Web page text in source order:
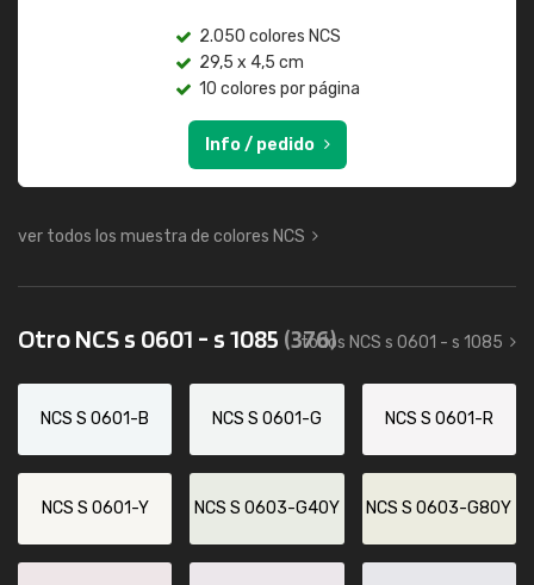
2.050 colores NCS
29,5 x 4,5 cm
10 colores por página
Info / pedido
ver todos los muestra de colores NCS
Otro NCS s 0601 - s 1085 (376)
todos NCS s 0601 - s 1085
NCS S 0601-B NCS S 0601-G NCS S 0601-R
NCS S 0601-Y NCS S 0603-G40Y NCS S 0603-G80Y